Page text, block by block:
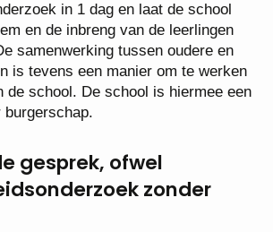
in 1 dag en laat de school
en de inbreng van de leerlingen
samenwerking tussen oudere en
is tevens een manier om te werken
de school. De school is hiermee een
burgerschap.
gesprek, ofwel
zonder